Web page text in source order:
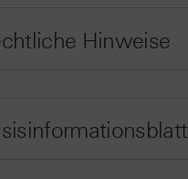
Hinweise